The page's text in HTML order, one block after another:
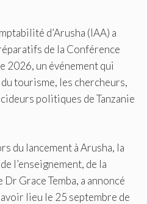
d’Arusha (IAA) a
de la Conférence
2026, un événement qui
tourisme, les chercheurs,
politiques de Tanzanie
du lancement à Arusha, la
l’enseignement, de la
Grace Temba, a annoncé
lieu le 25 septembre de